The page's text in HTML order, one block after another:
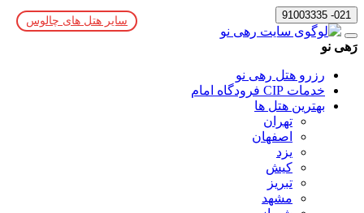
021- 91003335
رَهی نو
رزرو هتل رهی نو
خدمات CIP فرودگاه امام
بهترین هتل ها
تهران
اصفهان
یزد
کیش
تبریز
مشهد
سایر هتل های چالوس